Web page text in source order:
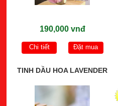
190,000 vnđ
Chi tiết Đặt mua
TINH DẦU HOA LAVENDER